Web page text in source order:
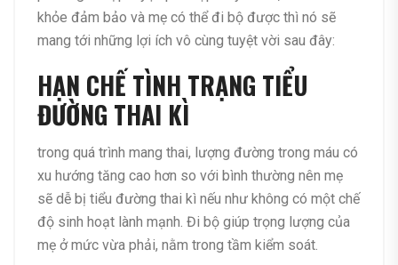
khỏe đảm bảo và mẹ có thể đi bộ được thì nó sẽ
mang tới những lợi ích vô cùng tuyệt vời sau đây:
HẠN CHẾ TÌNH TRẠNG TIỂU
ĐƯỜNG THAI KÌ
trong quá trình mang thai, lượng đường trong máu có
xu hướng tăng cao hơn so với bình thường nên mẹ
sẽ dễ bị tiểu đường thai kì nếu như không có một chế
độ sinh hoạt lành mạnh. Đi bộ giúp trọng lượng của
mẹ ở mức vừa phải, nằm trong tầm kiểm soát.